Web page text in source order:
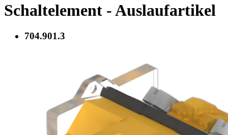
Schaltelement - Auslaufartikel
704.901.3